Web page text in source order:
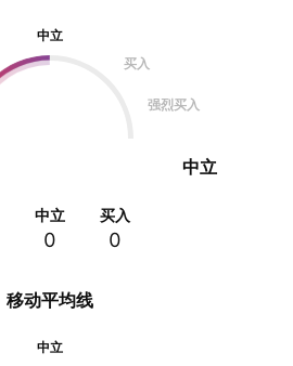
中立
买入
强烈买入
中立
中立
0
买入
0
移动平均线
中立